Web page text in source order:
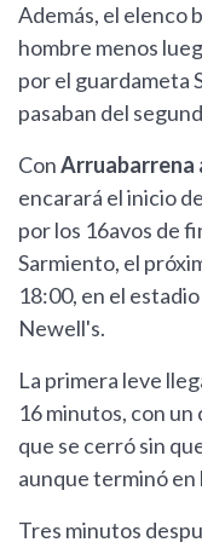
Además, el elenco
hombre menos
por el guardameta
pasaban del
ConArruabarrena
encarará el inicio
por los 16avos de
Sarmiento, el
18:00, en el
Newell's.
La primera leve
16 minutos, con
que se cerró sin
aunque terminó en
Tres minutos